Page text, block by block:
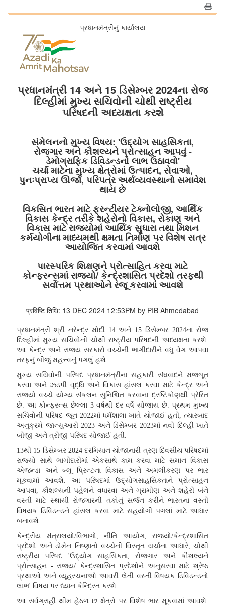
પ્રધાનમંત્રીનું કાર્યાલય
પ્રધાનમંત્રી 14 અને 15 ડિસેમ્બર 2024ના રોજ
દિલ્હીમાં મુખ્ય સચિવોની ચોથી રાષ્ટ્રીય
પરિષદની અધ્યક્ષતા કરશે
સંમેલનનો મુખ્ય વિષય: 'ઉદ્યોગ સાહસિકતા,
રોજગાર અને કૌશલ્યને પ્રોત્સાહન આપવું -
ડેમોગ્રાફિક ડિવિડન્ડનો લાભ ઉઠાવવો'
ચર્ચા માટેના મુખ્ય ક્ષેત્રોમાં ઉત્પાદન, સેવાઓ,
પુનઃપ્રાપ્ય ઊર્જા, પરિપત્ર અર્થવ્યવસ્થાનો સમાવેશ
થાય છે
વિકસિત ભારત માટે ફ્રન્ટીયર ટેક્નોલોજી, આર્થિક
વિકાસ કેન્દ્ર તરીકે શહેરોનો વિકાસ, રોકાણ અને
વિકાસ માટે રાજ્યોમાં આર્થિક સુધારા તથા મિશન
કર્મયોગીના માધ્યમથી ક્ષમતા નિર્માણ પર વિશેષ સત્ર
આયોજિત કરવામાં આવશે
પારસ્પરિક શિક્ષણને પ્રોત્સાહિત કરવા માટે
કોન્ફરન્સમાં રાજ્યો/ કેન્દ્રશાસિત પ્રદેશો તરફથી
સર્વોત્તમ પ્રથાઓને રજૂ કરવામાં આવશે
प्रविष्टि तिथि: 13 DEC 2024 12:53PM by PIB Ahmedabad
પ્રધાનમંત્રી શ્રી નરેન્દ્ર મોદી 14 અને 15 ડિસેમ્બર 2024ના રોજ
દિલ્હીમાં મુખ્ય સચિવોની ચોથી રાષ્ટ્રીય પરિષદની અધ્યક્ષતા કરશે.
આ કેન્દ્ર અને રાજ્ય સરકારો વચ્ચેની ભાગીદારીને વધુ વેગ આપવા
તરફનું બીજું મહત્ત્વનું પગલું હશે.
મુખ્ય સચિવોની પરિષદ પ્રધાનમંત્રીના સહકારી સંઘવાદને મજબૂત
કરવા અને ઝડપી વૃદ્ધિ અને વિકાસ હાંસલ કરવા માટે કેન્દ્ર અને
રાજ્યો વચ્ચે યોગ્ય સંકલન સુનિશ્ચિત કરવાના દ્રષ્ટિકોણથી પ્રેરિત
છે. આ કોન્ફરન્સ છેલ્લા 3 વર્ષથી દર વર્ષે યોજાય છે. પ્રથમ મુખ્ય
સચિવોની પરિષદ જૂન 2022માં ધર્મશાલા ખાતે યોજાઈ હતી, ત્યારબાદ
અનુક્રમે જાન્યુઆરી 2023 અને ડિસેમ્બર 2023માં નવી દિલ્હી ખાતે
બીજી અને ત્રીજી પરિષદ યોજાઈ હતી.
13થી 15 ડિસેમ્બર 2024 દરમિયાન યોજાનારી ત્રણ દિવસીય પરિષદમાં
રાજ્યો સાથે ભાગીદારીમાં એકસાથે કામ કરવા માટે સમાન વિકાસ
એજન્ડા અને બ્લૂ પ્રિન્ટના વિકાસ અને અમલીકરણ પર ભાર
મૂકવામાં આવશે. આ પરિષદમાં ઉદ્યોગસાહસિકતાને પ્રોત્સાહન
આપવા, કૌશલ્યની પહેલને વધારવા અને ગ્રામીણ અને શહેરી બંને
વસ્તી માટે સ્થાયી રોજગારની તકોનું સર્જન કરીને ભારતના વસ્તી
વિષયક ડિવિડન્ડને હાંસલ કરવા માટે સહયોગી પગલાં માટે આધાર
બનાવશે.
કેન્દ્રીય મંત્રાલયો/વિભાગો, નીતિ આયોગ, રાજ્યો/કેન્દ્રશાસિત
પ્રદેશો અને ડોમેન નિષ્ણાતો વચ્ચેની વિસ્તૃત ચર્ચાના આધારે, ચોથી
રાષ્ટ્રીય પરિષદ 'ઉદ્યોગ સાહસિકતા, રોજગાર અને કૌશલ્યને
પ્રોત્સાહન - રાજ્ય/ કેન્દ્રશાસિત પ્રદેશોને અનુસરવા માટે શ્રેષ્ઠ
પ્રથાઓ અને વ્યૂહરચનાઓ આવરી લેતી વસ્તી વિષયક ડિવિડન્ડનો
લાભ' વિષય પર ધ્યાન કેન્દ્રિત કરશે.
આ સર્વગ્રાહી થીમ હેઠળ છ ક્ષેત્રો પર વિશેષ ભાર મૂકવામાં આવશે: